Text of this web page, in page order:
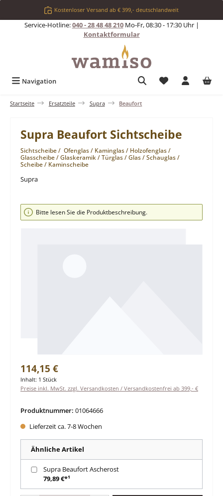
Zum Hauptinhalt springenKostenloser Versand ab € 399,- deutschlandweit
Service-Hotline:040 - 28 48 48 210Mo-Fr, 08:30 - 17:30 Uhr |
Kontaktformular
Navigation Du hast 0
Startseite Ersatzteile Supra Beaufort
Supra Beaufort Sichtscheibe
Sichtscheibe / Ofenglas / Kaminglas / Holzofenglas /
Glasscheibe / Glaskeramik / Türglas / Glas / Schauglas /
Scheibe / Kaminscheibe
Supra
Bildergalerie überspringen
Bitte lesen Sie die Produktbeschreibung.
Regulärer Preis:
114,15 €
Inhalt: 1 Stück
Preise inkl. MwSt. zzgl. Versandkosten / Versandkostenfrei ab 399,- €
Produktnummer: 01064666
Lieferzeit ca. 7-8 Wochen
Ähnliche Artikel
Supra Beaufort Ascherost
79,89 €*¹